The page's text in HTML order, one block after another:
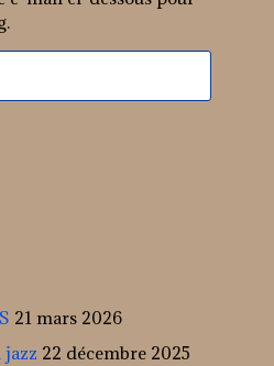
21 mars 2026
jazz 22 décembre 2025